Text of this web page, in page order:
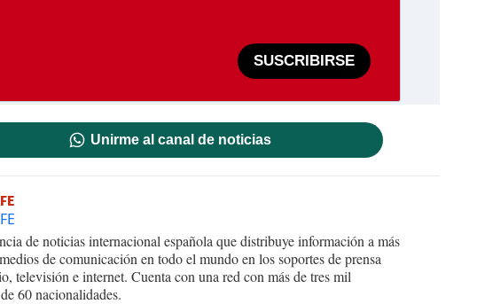
SUSCRIBIRSE
Unirme al canal de noticias
de noticias internacional española que distribuye información a más
de comunicación en todo el mundo en los soportes de prensa
televisión e internet. Cuenta con una red con más de tres mil
60 nacionalidades.